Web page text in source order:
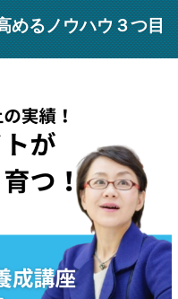
めるノウハウ３つ目